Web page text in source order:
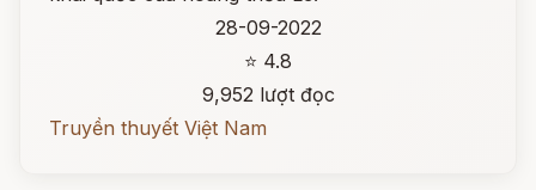
28-09-2022
⭐ 4.8
9,952 lượt đọc
Truyền thuyết Việt Nam